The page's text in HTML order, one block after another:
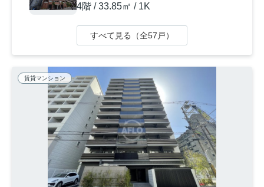
4階 / 33.85㎡ / 1K
すべて見る（全57戸）
賃貸マンション